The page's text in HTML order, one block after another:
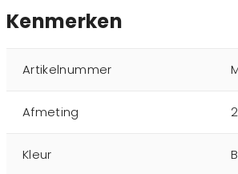
Kenmerken
Artikelnummer
Afmeting
Kleur